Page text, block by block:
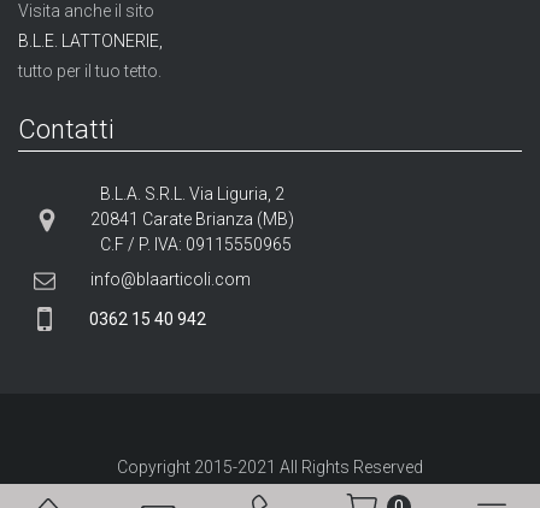
Visita anche il sito
B.L.E. LATTONERIE,
tutto per il tuo tetto.
Contatti
B.L.A. S.R.L. Via Liguria, 2
20841 Carate Brianza (MB)
C.F / P. IVA: 09115550965
info@blaarticoli.com
0362 15 40 942
Copyright 2015-2021 All Rights Reserved